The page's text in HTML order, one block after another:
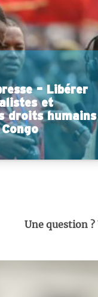
– Libérer
et
droits humains
Une question